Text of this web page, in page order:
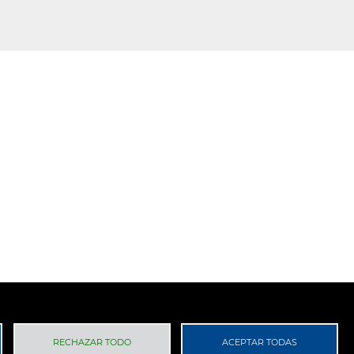
RECHAZAR TODO ACEPTAR TODAS
RGPD